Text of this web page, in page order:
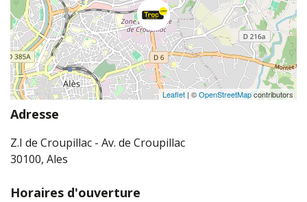
Leaflet | ©OpenStreetMapcontributors
Adresse
Z.I de Croupillac - Av. de Croupillac
30100, Ales
Horaires d'ouverture